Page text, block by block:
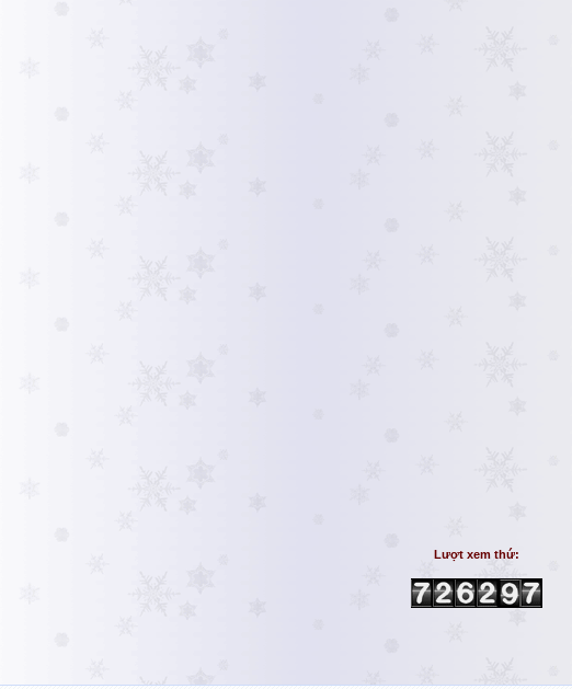
Lượt xem thứ: